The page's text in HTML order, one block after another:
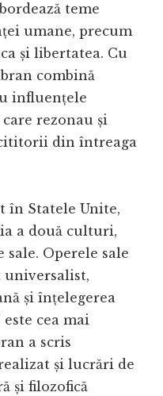
teme
umane, precum
și libertatea. Cu
combină
influențele
rezonau și
din întreaga
în Statele Unite,
a două culturi,
Operele sale
universalist,
și înțelegerea
cea mai
a scris
și lucrări de
și filozofică